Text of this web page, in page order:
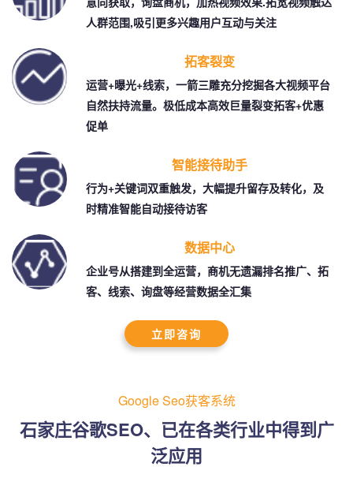
人群范围,吸引更多兴趣用户互动与关注
拓客裂变
运营+曝光+线索，一箭三雕充分挖掘各大视频平台
自然扶持流量。极低成本高效巨量裂变拓客+优惠
促单
智能接待助手
行为+关键词双重触发，大幅提升留存及转化，及
时精准智能自动接待访客
数据中心
企业号从搭建到全运营，商机无遗漏排名推广、拓
客、线索、询盘等经营数据全汇集
立即咨询
Google Seo获客系统
石家庄谷歌SEO、已在各类行业中得到广
泛应用